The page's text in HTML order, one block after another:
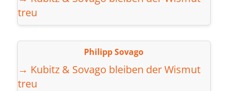
treu
Philipp Sovago
→ Kubitz & Sovago bleiben der Wismut
treu